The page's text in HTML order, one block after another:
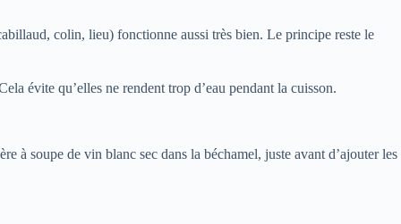
colin, lieu) fonctionne aussi très bien. Le principe reste le
évite qu’elles ne rendent trop d’eau pendant la cuisson.
à soupe de vin blanc sec dans la béchamel, juste avant d’ajouter les